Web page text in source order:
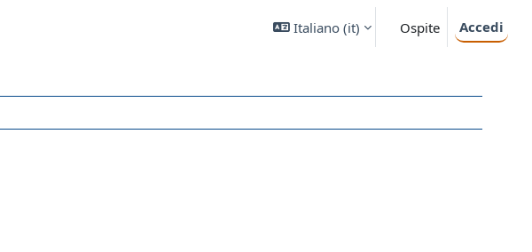
Italiano ‎(it)‎ Ospite Accedi